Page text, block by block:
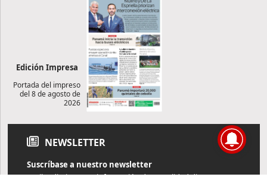
Edición Impresa
Portada del impreso
del 8 de agosto de
2026
NEWSLETTER
Suscríbase a nuestro newsletter